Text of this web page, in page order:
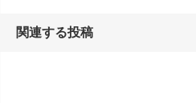
関連する投稿